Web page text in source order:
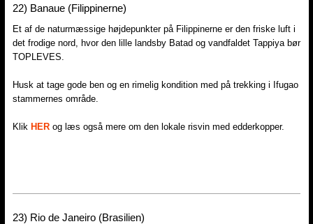
22) Banaue (Filippinerne)
Et af de naturmæssige højdepunkter på Filippinerne er den friske luft i
det frodige nord, hvor den lille landsby Batad og vandfaldet Tappiya bør
TOPLEVES.
Husk at tage gode ben og en rimelig kondition med på trekking i Ifugao
stammernes område.
Klik HER og læs også mere om den lokale risvin med edderkopper.
23) Rio de Janeiro (Brasilien)